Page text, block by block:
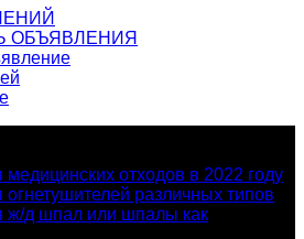
ОБЪЯВЛЕНИЯ
медицинских отходов в 2022 году
огнетушителей различных типов
ж/д шпал или шпалы как